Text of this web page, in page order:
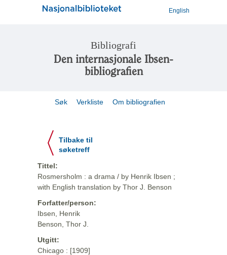
English
Bibliografi
Den internasjonale Ibsen-
bibliografien
Søk Verkliste Om bibliografien
Tilbake til
søketreff
Tittel:
Rosmersholm : a drama / by Henrik Ibsen ;
with English translation by Thor J. Benson
Forfatter/person:
Ibsen, Henrik
Benson, Thor J.
Utgitt:
Chicago : [1909]